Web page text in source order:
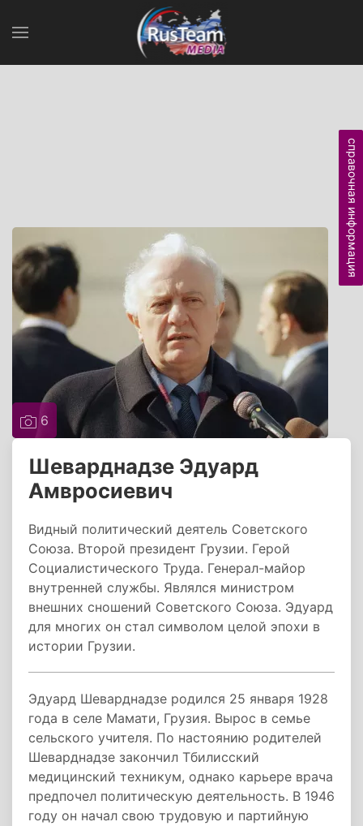
6
Шеварднадзе Эдуард
Амвросиевич
Видный политический деятель Советского
Союза. Второй президент Грузии. Герой
Социалистического Труда. Генерал-майор
внутренней службы. Являлся министром
внешних сношений Советского Союза. Эдуард
для многих он стал символом целой эпохи в
истории Грузии.
Эдуард Шеварднадзе родился 25 января 1928
года в селе Мамати, Грузия. Вырос в семье
сельского учителя. По настоянию родителей
Шеварднадзе закончил Тбилисский
медицинский техникум, однако карьере врача
предпочел политическую деятельность. В 1946
году он начал свою трудовую и партийную
справочная информация